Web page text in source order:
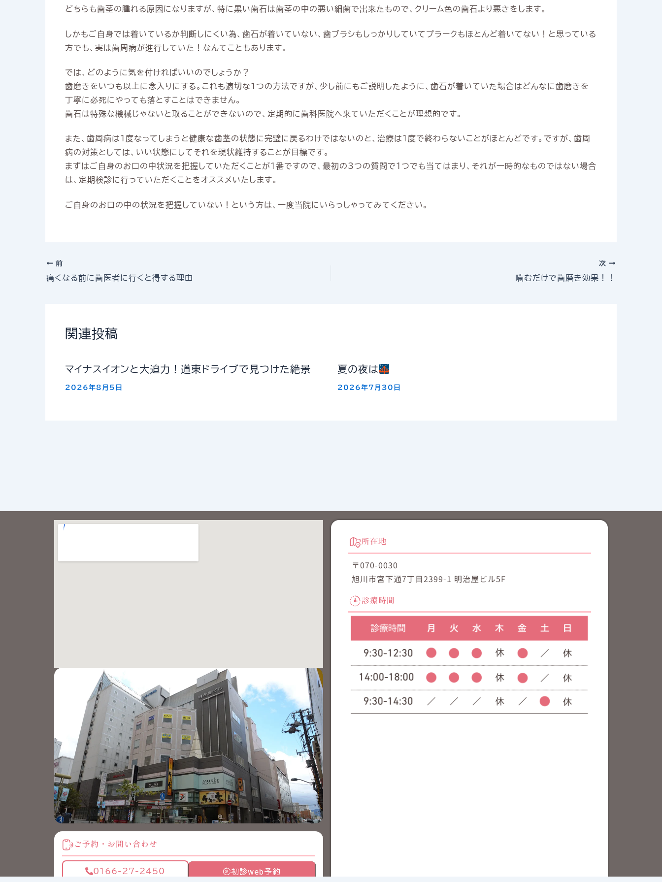
どちらも歯茎の腫れる原因になりますが、特に黒い歯石は歯茎の中の悪い細菌で出来たもので、クリーム色の歯石より悪さをします。
しかもご自身では着いているか判断しにくい為、歯石が着いていない、歯ブラシもしっかりしていてプラークもほとんど着いてない！と思っている
方でも、実は歯周病が進行していた！なんてこともあります。
では、どのように気を付ければいいのでしょうか？
歯磨きをいつも以上に念入りにする。これも適切な1つの方法ですが、少し前にもご説明したように、歯石が着いていた場合はどんなに歯磨きを
丁寧に必死にやっても落とすことはできません。
歯石は特殊な機械じゃないと取ることができないので、定期的に歯科医院へ来ていただくことが理想的です。
また、歯周病は1度なってしまうと健康な歯茎の状態に完璧に戻るわけではないのと、治療は1度で終わらないことがほとんどです。ですが、歯周
病の対策としては、いい状態にしてそれを現状維持することが目標です。
まずはご自身のお口の中状況を把握していただくことが1番ですので、最初の3つの質問で1つでも当てはまり、それが一時的なものではない場合
は、定期検診に行っていただくことをオススメいたします。
ご自身のお口の中の状況を把握していない！という方は、一度当院にいらっしゃってみてください。
前
痛くなる前に歯医者に行くと得する理由
次
噛むだけで歯磨き効果！！
関連投稿
マイナスイオンと大迫力！道東ドライブで見つけた絶景
2026年8月5日
夏の夜は
2026年7月30日
ご予約・お問い合わせ
0166-27-2450 初診web予約
所在地
〒070-0030
旭川市宮下通7丁目2399-1 明治屋ビル5F
診療時間